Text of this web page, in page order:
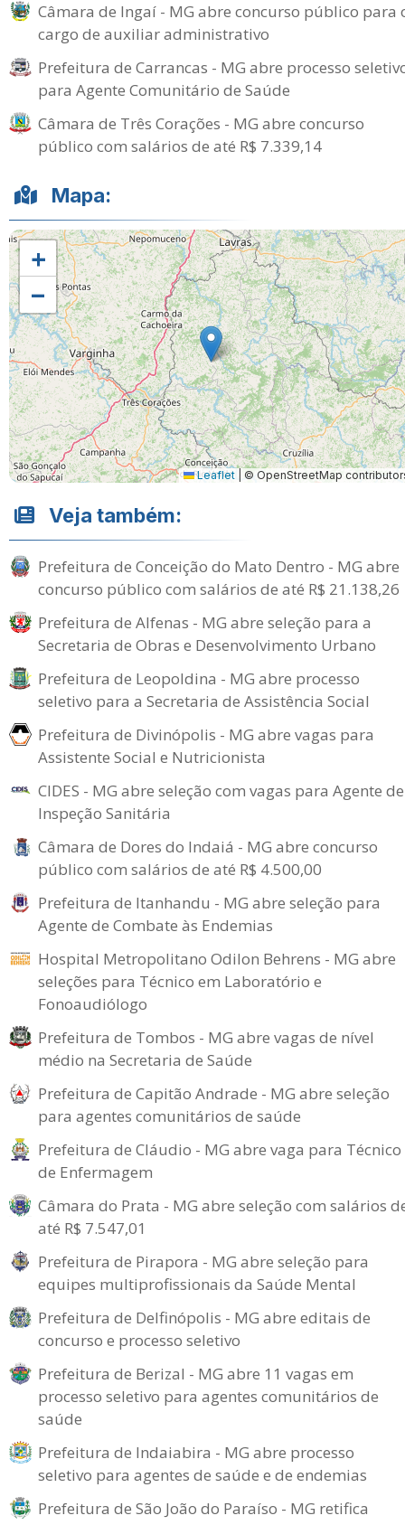
Câmara de Ingaí - MG abre concurso público para
cargo de auxiliar administrativo
Prefeitura de Carrancas - MG abre processo
para Agente Comunitário de Saúde
Câmara de Três Corações - MG abre concurso
público com salários de até R$ 7.339,14
Mapa:
+
−
Leaflet © OpenStreetMap
Veja também:
Prefeitura de Conceição do Mato Dentro - MG abre
concurso público com salários de até R$ 21.138,26
Prefeitura de Alfenas - MG abre seleção para a
Secretaria de Obras e Desenvolvimento Urbano
Prefeitura de Leopoldina - MG abre processo
seletivo para a Secretaria de Assistência Social
Prefeitura de Divinópolis - MG abre vagas para
Assistente Social e Nutricionista
CIDES - MG abre seleção com vagas para Agente de
Inspeção Sanitária
Câmara de Dores do Indaiá - MG abre concurso
público com salários de até R$ 4.500,00
Prefeitura de Itanhandu - MG abre seleção para
Agente de Combate às Endemias
Hospital Metropolitano Odilon Behrens - MG abre
seleções para Técnico em Laboratório e
Fonoaudiólogo
Prefeitura de Tombos - MG abre vagas de nível
médio na Secretaria de Saúde
Prefeitura de Capitão Andrade - MG abre seleção
para agentes comunitários de saúde
Prefeitura de Cláudio - MG abre vaga para Técnico
de Enfermagem
Câmara do Prata - MG abre seleção com salários
até R$ 7.547,01
Prefeitura de Pirapora - MG abre seleção para
equipes multiprofissionais da Saúde Mental
Prefeitura de Delfinópolis - MG abre editais de
concurso e processo seletivo
Prefeitura de Berizal - MG abre 11 vagas em
processo seletivo para agentes comunitários de
saúde
Prefeitura de Indaiabira - MG abre processo
seletivo para agentes de saúde e de endemias
Prefeitura de São João do Paraíso - MG retifica